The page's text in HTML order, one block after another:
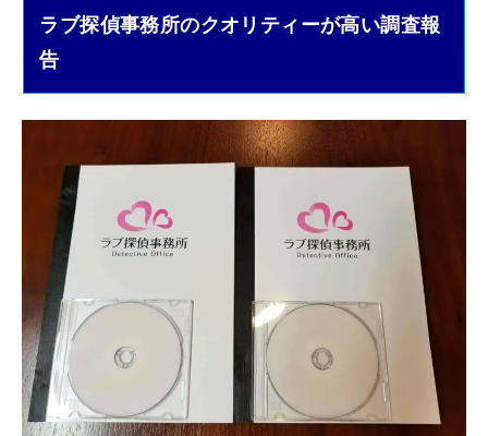
ラブ探偵事務所のクオリティーが高い調査報
告